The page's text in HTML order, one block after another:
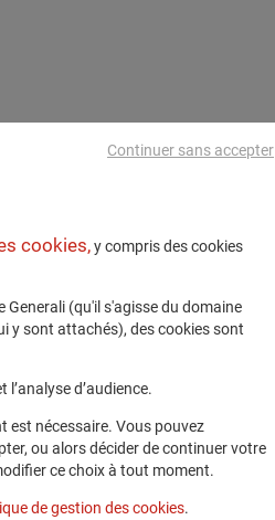
cookies,y compris des cookies
Generali (qu'il s'agisse du domaine
y sont attachés), des cookies sont
d’audience.
est nécessaire. Vous pouvez
ou alors décider de continuer votre
ce choix à tout moment.
de gestion des cookies.
Continuer sans accepter